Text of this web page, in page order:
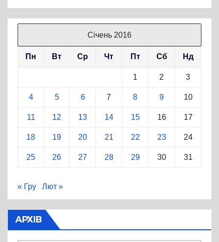
Січень 2016
Пн Вт Ср Чт Пт Сб Нд
1 2 3
4 5 6 7 8 9 10
11 12 13 14 15 16 17
18 19 20 21 22 23 24
25 26 27 28 29 30 31
« Гру Лют »
АРХІВ